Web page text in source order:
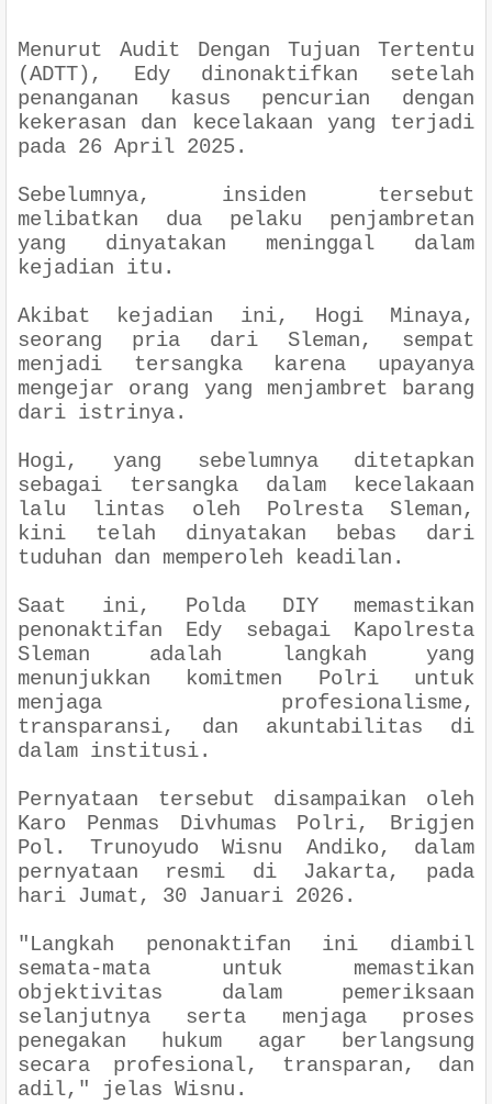
Menurut Audit Dengan Tujuan Tertentu
(ADTT), Edy dinonaktifkan setelah
penanganan kasus pencurian dengan
kekerasan dan kecelakaan yang terjadi
pada 26 April 2025.
Sebelumnya, insiden tersebut
melibatkan dua pelaku penjambretan
yang dinyatakan meninggal dalam
kejadian itu.
Akibat kejadian ini, Hogi Minaya,
seorang pria dari Sleman, sempat
menjadi tersangka karena upayanya
mengejar orang yang menjambret barang
dari istrinya.
Hogi, yang sebelumnya ditetapkan
sebagai tersangka dalam kecelakaan
lalu lintas oleh Polresta Sleman,
kini telah dinyatakan bebas dari
tuduhan dan memperoleh keadilan.
Saat ini, Polda DIY memastikan
penonaktifan Edy sebagai Kapolresta
Sleman adalah langkah yang
menunjukkan komitmen Polri untuk
menjaga profesionalisme,
transparansi, dan akuntabilitas di
dalam institusi.
Pernyataan tersebut disampaikan oleh
Karo Penmas Divhumas Polri, Brigjen
Pol. Trunoyudo Wisnu Andiko, dalam
pernyataan resmi di Jakarta, pada
hari Jumat, 30 Januari 2026.
"Langkah penonaktifan ini diambil
semata-mata untuk memastikan
objektivitas dalam pemeriksaan
selanjutnya serta menjaga proses
penegakan hukum agar berlangsung
secara profesional, transparan, dan
adil," jelas Wisnu.